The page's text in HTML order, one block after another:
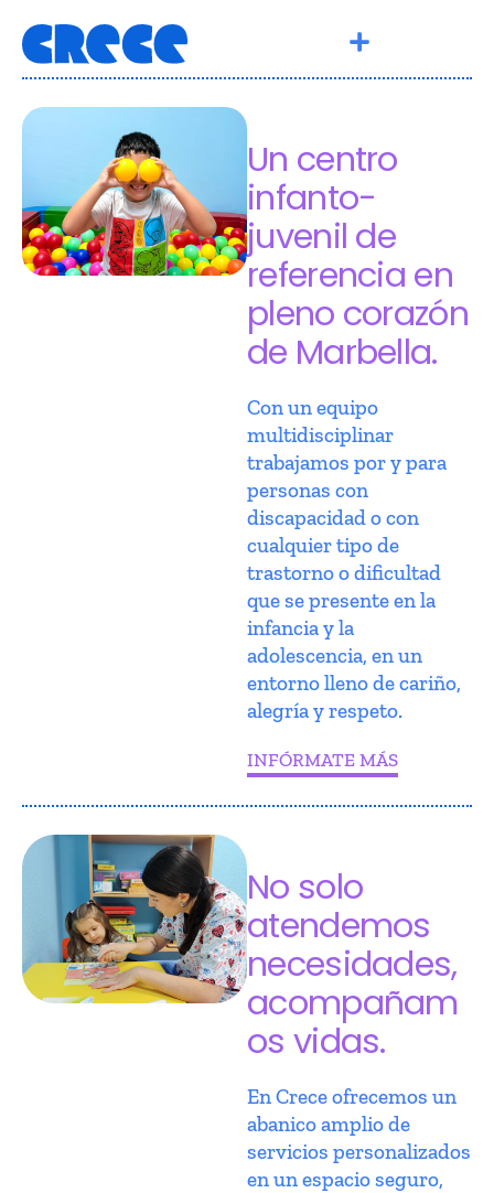
Un centro
infanto-
juvenil de
referencia en
pleno corazón
de Marbella.
Con un equipo
multidisciplinar
trabajamos por y para
personas con
discapacidad o con
cualquier tipo de
trastorno o dificultad
que se presente en la
infancia y la
adolescencia, en un
entorno lleno de cariño,
alegría y respeto.
INFÓRMATE MÁS
No solo
atendemos
necesidades,
acompañam
os vidas.
En Crece ofrecemos un
abanico amplio de
servicios personalizados
en un espacio seguro,